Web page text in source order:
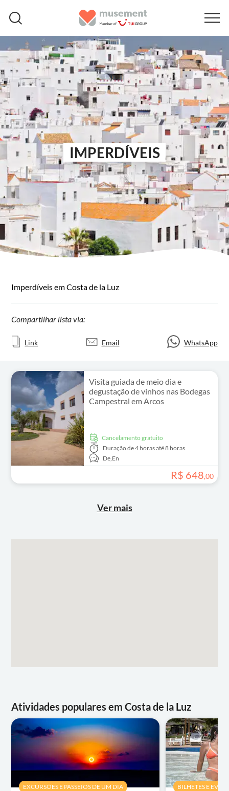
IMPERDÍVEIS
Imperdíveis em Costa de la Luz
Compartilhar lista via:
Link Email WhatsApp
Visita guiada de meio dia e
degustação de vinhos nas Bodegas
Campestral em Arcos
Cancelamento gratuito
Duraçãode 4 horas até 8 horas
De,En
R$ 648,00
Ver mais
Atividades populares em Costa de la Luz
EXCURSÕES E PASSEIOS DE UM DIA BILHETES E